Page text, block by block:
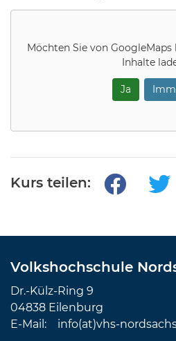
Möchten Sie von GoogleMaps
Inhalte
Ja
Kurs teilen:
Volkshochschule
Dr.-Külz-Ring 9
04838 Eilenburg
E-Mail: info(at)vhs-